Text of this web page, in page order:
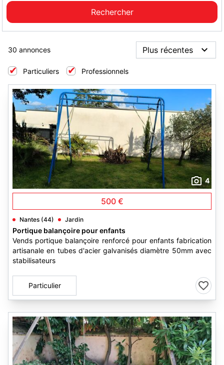
30 annonces
Particuliers Professionnels
4
500 €
Nantes (44) Jardin
Portique balançoire pour enfants
Vends portique balançoire renforcé pour enfants fabrication
artisanale en tubes d'acier galvanisés diamètre 50mm avec
stabilisateurs
Particulier